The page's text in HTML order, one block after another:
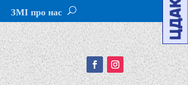
ЗМІ про нас
Подписывайтесь!